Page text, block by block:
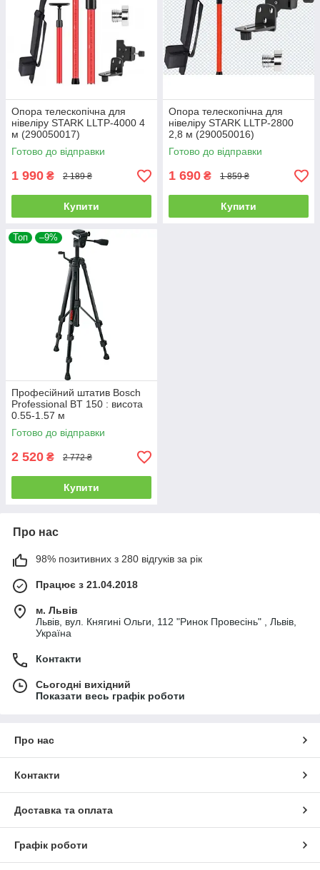
Опора телескопічна для
нівеліру STARK LLTP-4000 4
м (290050017)
Готово до відправки
1 990 ₴ 2 189 ₴
Купити
Опора телескопічна для
нівеліру STARK LLTP-2800
2,8 м (290050016)
Готово до відправки
1 690 ₴ 1 859 ₴
Купити
Топ –9%
Професійний штатив Bosch
Professional BT 150 : висота
0.55-1.57 м
Готово до відправки
2 520 ₴ 2 772 ₴
Купити
Про нас
98% позитивних з 280 відгуків за рік
Працює з 21.04.2018
м. Львів
Львів, вул. Княгині Ольги, 112 "Ринок Провесінь" , Львів,
Україна
Контакти
Сьогодні вихідний
Показати весь графік роботи
Про нас
Контакти
Доставка та оплата
Графік роботи